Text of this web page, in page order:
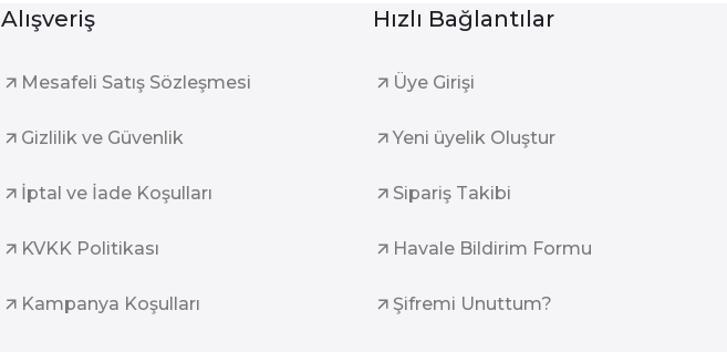
Alışveriş
Mesafeli Satış Sözleşmesi
Gizlilik ve Güvenlik
İptal ve İade Koşulları
KVKK Politikası
Kampanya Koşulları
Hızlı Bağlantılar
Üye Girişi
Yeni üyelik Oluştur
Sipariş Takibi
Havale Bildirim Formu
Şifremi Unuttum?